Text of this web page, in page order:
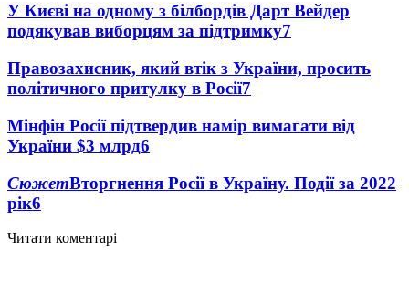
У Києві на одному з білбордів Дарт Вейдер
подякував виборцям за підтримку7
Правозахисник, який втік з України, просить
політичного притулку в Росії7
Мінфін Росії підтвердив намір вимагати від
України $3 млрд6
СюжетВторгнення Росії в Україну. Події за 2022
рік6
Читати коментарі